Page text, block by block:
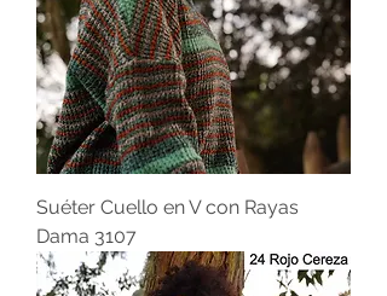
Suéter Cuello en V con Rayas
Dama 3107